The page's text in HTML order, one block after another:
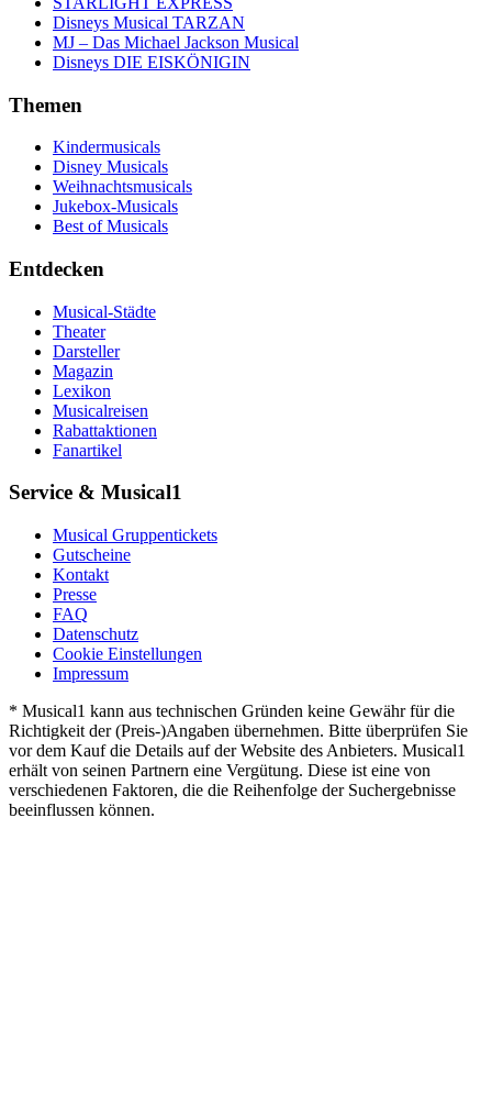
Disneys Musical TARZAN
MJ – Das Michael Jackson Musical
Disneys DIE EISKÖNIGIN
Themen
Kindermusicals
Disney Musicals
Weihnachtsmusicals
Jukebox-Musicals
Best of Musicals
Entdecken
Musical-Städte
Theater
Darsteller
Magazin
Lexikon
Musicalreisen
Rabattaktionen
Fanartikel
Service & Musical1
Musical Gruppentickets
Gutscheine
Kontakt
Presse
FAQ
Datenschutz
Cookie Einstellungen
Impressum
* Musical1 kann aus technischen Gründen keine Gewähr für die
Richtigkeit der (Preis-)Angaben übernehmen. Bitte überprüfen Sie
vor dem Kauf die Details auf der Website des Anbieters. Musical1
erhält von seinen Partnern eine Vergütung. Diese ist eine von
verschiedenen Faktoren, die die Reihenfolge der Suchergebnisse
beeinflussen können.